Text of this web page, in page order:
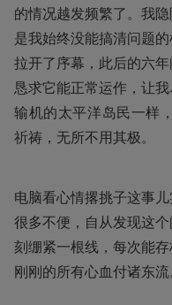
的情况越发频繁了。我
是我始终没能搞清问题
拉开了序幕，此后的六
恳求它能正常运作，让
输机的太平洋岛民一样
祈祷，无所不用其极。
电脑看心情撂挑子这事
很多不便，自从发现这
刻绷紧一根线，每次能
刚刚的所有心血付诸东流